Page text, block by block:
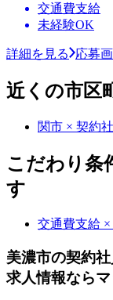
交通費支給
未経験OK
詳細を見る 応募
近くの市区
関市 × 契約
こだわり条
す
交通費支給
美濃市の契約
求人情報なら